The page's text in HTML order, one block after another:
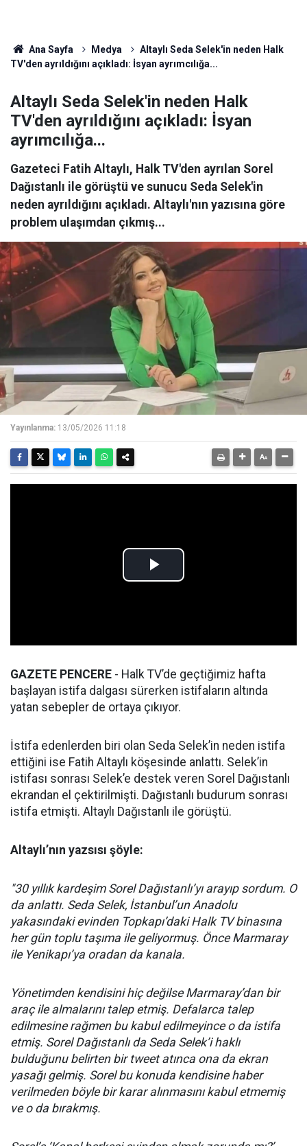
Ana Sayfa Medya
Altaylı Seda Selek'in neden Halk
TV'den ayrıldığını açıkladı: İsyan ayrımcılığa...
Altaylı Seda Selek'in neden Halk
TV'den ayrıldığını açıkladı: İsyan
ayrımcılığa...
Gazeteci Fatih Altaylı, Halk TV'den ayrılan Sorel
Dağıstanlı ile görüştü ve sunucu Seda Selek'in
neden ayrıldığını açıkladı. Altaylı'nın yazısına göre
problem ulaşımdan çıkmış...
Yayınlanma: 13/05/2026 11:18
GAZETE PENCERE - Halk TV’de geçtiğimiz hafta
başlayan istifa dalgası sürerken istifaların altında
yatan sebepler de ortaya çıkıyor.
İstifa edenlerden biri olan Seda Selek’in neden istifa
ettiğini ise Fatih Altaylı köşesinde anlattı. Selek’in
istifası sonrası Selek’e destek veren Sorel Dağıstanlı
ekrandan el çektirilmişti. Dağıstanlı budurum sonrası
istifa etmişti. Altaylı Dağıstanlı ile görüştü.
Altaylı’nın yazsısı şöyle:
"30 yıllık kardeşim Sorel Dağıstanlı’yı arayıp sordum. O
da anlattı. Seda Selek, İstanbul’un Anadolu
yakasındaki evinden Topkapı’daki Halk TV binasına
her gün toplu taşıma ile geliyormuş. Önce Marmaray
ile Yenikapı’ya oradan da kanala.
Yönetimden kendisini hiç değilse Marmaray’dan bir
araç ile almalarını talep etmiş. Defalarca talep
edilmesine rağmen bu kabul edilmeyince o da istifa
etmiş. Sorel Dağıstanlı da Seda Selek’i haklı
bulduğunu belirten bir tweet atınca ona da ekran
yasağı gelmiş. Sorel bu konuda kendisine haber
verilmeden böyle bir karar alınmasını kabul etmemiş
ve o da bırakmış.